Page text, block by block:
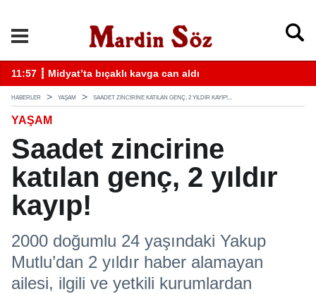
11:57 ┋ Midyat’ta bıçaklı kavga can aldı
HABERLER YAŞAM SAADET ZINCIRINE KATILAN GENÇ, 2 YILDIR KAYIP!...
YAŞAM
Saadet zincirine
katılan genç, 2 yıldır
kayıp!
2000 doğumlu 24 yaşındaki Yakup
Mutlu’dan 2 yıldır haber alamayan
ailesi, ilgili ve yetkili kurumlardan